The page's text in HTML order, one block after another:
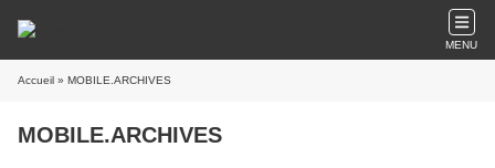
MENU
Accueil » MOBILE.ARCHIVES
MOBILE.ARCHIVES